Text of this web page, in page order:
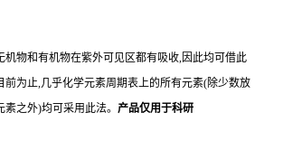
机物和有机物在紫外可见区都有吸收,因此均可借此
前为止,几乎化学元素周期表上的所有元素(除少数放
之外)均可采用此法。 产品仅用于科研